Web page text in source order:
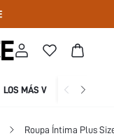
LOS MÁS VENDIDOS
Roupa Íntima Plus